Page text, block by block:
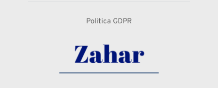
Politica GDPR